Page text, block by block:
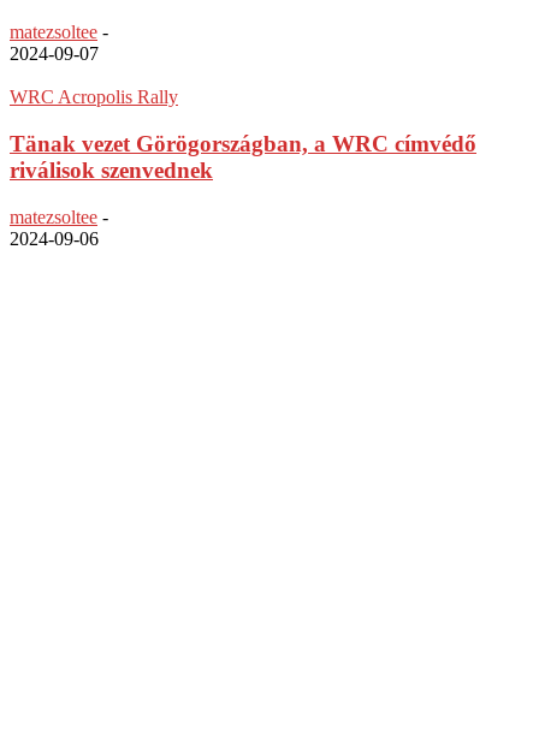
matezsoltee -
2024-09-07
WRC Acropolis Rally
Tänak vezet Görögországban, a WRC címvédő
riválisok szenvednek
matezsoltee -
2024-09-06